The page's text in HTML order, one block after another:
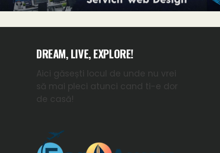
DREAM, LIVE, EXPLORE!
Aici găsești locul de unde nu vrei
să mai pleci atunci cand ti-e dor
de casă!